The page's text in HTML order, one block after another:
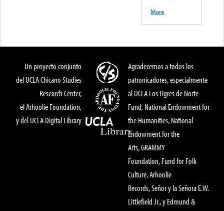
More
Un proyecto conjunto
del UCLA Chicano Studies
Research Center,
el Arhoolie Foundation,
y del UCLA Digital Library
Agradecemos a todos los
patronicadores, especialmente
al UCLA Los Tigres de Norte
Fund, National Endowment for
the Humanities, National
Endowment for the
Arts, GRAMMY
Foundation, Fund for Folk
Culture, Arhoolie
Records, Señor y la Señora E.W.
Littlefield Jr., y Edmund &